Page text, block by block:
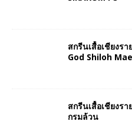
สกรีนเสื้อเชียงร
God Shiloh
สกรีนเสื้อเชียงร
กรมล้วน